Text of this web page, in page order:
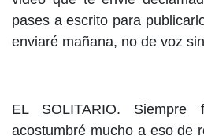
pases a escrito para
enviaré mañana, no de voz
EL SOLITARIO.
acostumbré mucho a eso de